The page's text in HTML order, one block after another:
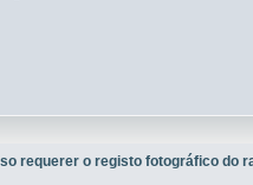
requerer o registo fotográfico do